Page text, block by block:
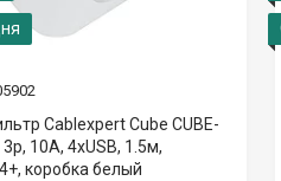
Cablexpert Cube CUBE-
10А, 4хUSB, 1.5м,
коробка белый